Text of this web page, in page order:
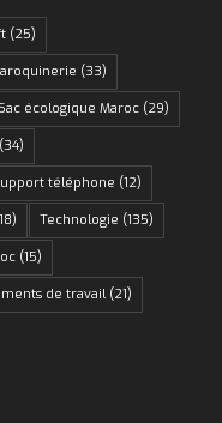
(25)
(33)
Sac écologique Maroc(29)
téléphone (12)
Technologie (135)
(15)
de travail(21)